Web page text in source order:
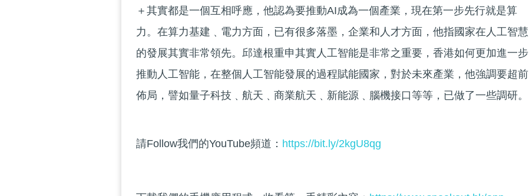
＋其實都是一個互相呼應，他認為要推動AI成為一個產業，現在第一步先行就是算
力。在算力基建﹑電力方面，已有很多落墨，企業和人才方面，他指國家在人工智慧
的發展其實非常領先。邱達根重申其實人工智能是非常之重要，香港如何更加進一步
推動人工智能，在整個人工智能發展的過程賦能國家，對於未來產業，他強調要超前
佈局，譬如量子科技﹑航天﹑商業航天﹑新能源﹑腦機接口等等，已做了一些調研。
請Follow我們的YouTube頻道： https://bit.ly/2kgU8qg